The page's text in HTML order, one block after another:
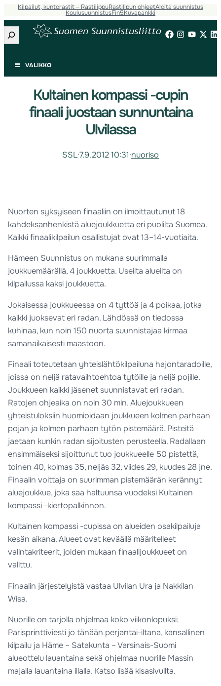
Kilpailut, kuntorastit – RastilippuRastilipun ohjeetAloita suunnistus
KoulusuunnistusFin5Kuvapankki
Etsi
VALIKKO
Kultainen kompassi -cupin
finaali juostaan sunnuntaina
Ulvilassa
SSL·7.9.2012 10:31·nuoriso
Nuorten syksyiseen finaaliin on ilmoittautunut 18
kahdeksanhenkistä aluejoukkuetta eri puolilta Suomea.
Kaikki finaalikilpailun osallistujat ovat 13–14-vuotiaita.
Hämeen Suunnistus on mukana suurimmalla
joukkuemäärällä, 4 joukkuetta. Useilta alueilta on
kilpailussa kaksi joukkuetta.
Jokaisessa joukkueessa on 4 tyttöä ja 4 poikaa, jotka
kaikki juoksevat eri radan. Lähdössä on tiedossa
kuhinaa, kun noin 150 nuorta suunnistajaa kirmaa
samanaikaisesti maastoon.
Finaali toteutetaan yhteislähtökilpailuna hajontaradoille,
joissa on neljä ratavaihtoehtoa tytöille ja neljä pojille.
Joukkueen kaikki jäsenet suunnistavat eri radan.
Ratojen ohjeaika on noin 30 min. Aluejoukkueen
yhteistuloksiin huomioidaan joukkueen kolmen parhaan
pojan ja kolmen parhaan tytön pistemäärä. Pisteitä
jaetaan kunkin radan sijoitusten perusteella. Radallaan
ensimmäiseksi sijoittunut tuo joukkueelle 50 pistettä,
toinen 40, kolmas 35, neljäs 32, viides 29, kuudes 28 jne.
Finaalin voittaja on suurimman pistemäärän kerännyt
aluejoukkue, joka saa haltuunsa vuodeksi Kultainen
kompassi -kiertopalkinnon.
Kultainen kompassi -cupissa on alueiden osakilpailuja
kesän aikana. Alueet ovat keväällä määritelleet
valintakriteerit, joiden mukaan finaalijoukkueet on
valittu.
Finaalin järjestelyistä vastaa Ulvilan Ura ja Nakkilan
Wisa.
Nuorille on tarjolla ohjelmaa koko viikonlopuksi:
Parisprinttiviesti jo tänään perjantai-iltana, kansallinen
kilpailu ja Häme – Satakunta – Varsinais-Suomi
alueottelu lauantaina sekä ohjelmaa nuorille Massin
majalla lauantaina illalla. Katso lisää kisasivuilta.